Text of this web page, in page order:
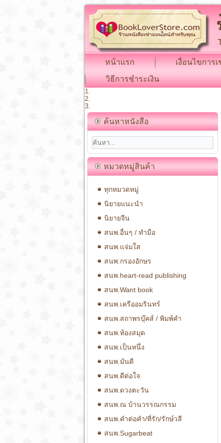
หน้าแรก
เงื่อนไขการเ
วิธีการชำระเงิน
ค้นหาหนังสือ
หมวดหมู่สินค้า
ทุกหมวดหมู่
นิยายแนะนำ
นิยายจีน
สนพ.อื่นๆ / ทำมือ
สนพ.แจ่มใส
สนพ.กรองอักษร
สนพ.heart-read publishing
สนพ.Want book
สนพ.เครืออมรินทร์
สนพ.สถาพรบุ๊คส์ / พิมพ์คำ
สนพ.ห้องสมุด
สนพ.เป็นหนึ่ง
สนพ.มันดี
สนพ.ดีต่อใจ
สนพ.ดวงตะวัน
สนพ.ณ บ้านวรรณกรรม
สนพ.คำต่อคำ/ที่รัก/รักษ์วลี
สนพ.Sugarbeat